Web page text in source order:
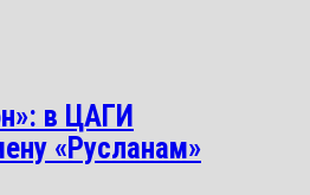
в ЦАГИ
«Русланам»